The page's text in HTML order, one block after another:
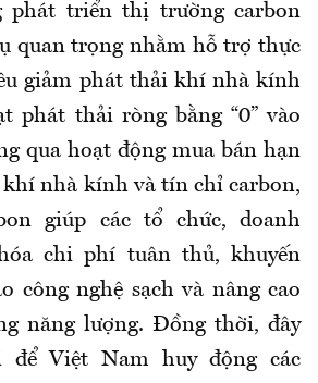
phát triển thị trường carbon
quan trọng nhằm hỗ trợ thực
giảm phát thải khí nhà kính
phát thải ròng bằng “0” vào
qua hoạt động mua bán hạn
nhà kính và tín chỉ carbon,
giúp các tổ chức, doanh
chi phí tuân thủ, khuyến
công nghệ sạch và nâng cao
năng lượng. Đồng thời, đây
để Việt Nam huy động các